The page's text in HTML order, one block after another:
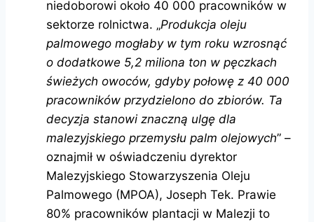
niedoborowi około 40 000 pracowników w
sektorze rolnictwa. „Produkcja oleju
palmowego mogłaby w tym roku wzrosnąć
o dodatkowe 5,2 miliona ton w pęczkach
świeżych owoców, gdyby połowę z 40 000
pracowników przydzielono do zbiorów. Ta
decyzja stanowi znaczną ulgę dla
malezyjskiego przemysłu palm olejowych” –
oznajmił w oświadczeniu dyrektor
Malezyjskiego Stowarzyszenia Oleju
Palmowego (MPOA), Joseph Tek. Prawie
80% pracowników plantacji w Malezji to